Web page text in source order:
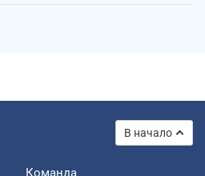
В начало
Команда